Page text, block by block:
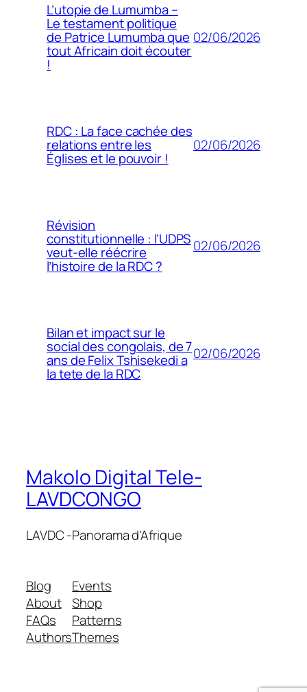
L’utopie de Lumumba –
Le testament politique
de Patrice Lumumba que
tout Africain doit écouter
!
02/06/2026
RDC : La face cachée des
relations entre les
Églises et le pouvoir !
02/06/2026
Révision
constitutionnelle : l’UDPS
veut-elle réécrire
l’histoire de la RDC ?
02/06/2026
Bilan et impact sur le
social des congolais, de 7
ans de Felix Tshisekedi a
la tete de la RDC
02/06/2026
Makolo Digital Tele-
LAVDCONGO
LAVDC -Panorama d'Afrique
Blog
About
FAQs
Authors
Events
Shop
Patterns
Themes